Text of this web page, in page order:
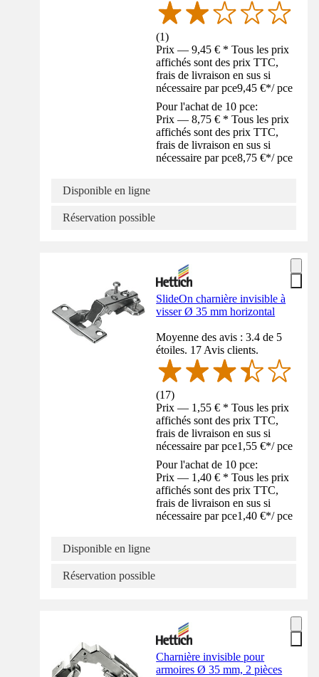
(1)
Prix — 9,45 € * Tous les prix
affichés sont des prix TTC,
frais de livraison en sus si
nécessaire par pce9,45 €*/ pce
Pour l'achat de 10 pce:
Prix — 8,75 € * Tous les prix
affichés sont des prix TTC,
frais de livraison en sus si
nécessaire par pce8,75 €*/ pce
Disponible en ligne
Réservation possible
SlideOn charnière invisible à
visser Ø 35 mm horizontal
Moyenne des avis : 3.4 de 5
étoiles. 17 Avis clients.
(17)
Prix — 1,55 € * Tous les prix
affichés sont des prix TTC,
frais de livraison en sus si
nécessaire par pce1,55 €*/ pce
Pour l'achat de 10 pce:
Prix — 1,40 € * Tous les prix
affichés sont des prix TTC,
frais de livraison en sus si
nécessaire par pce1,40 €*/ pce
Disponible en ligne
Réservation possible
Charnière invisible pour
armoires Ø 35 mm, 2 pièces